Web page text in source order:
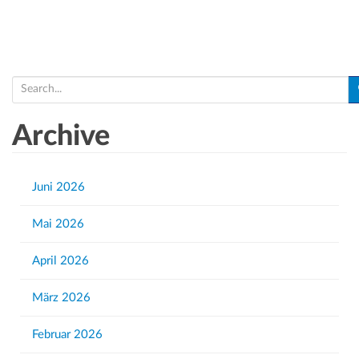
e
rArchive
Juni 2026
Mai 2026
April 2026
März 2026
Februar 2026